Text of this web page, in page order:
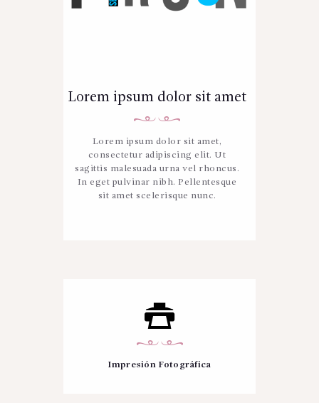
Lorem ipsum dolor sit amet
Lorem ipsum dolor sit amet,
consectetur adipiscing elit. Ut
sagittis malesuada urna vel rhoncus.
In eget pulvinar nibh. Pellentesque
sit amet scelerisque nunc.
Impresión Fotográfica